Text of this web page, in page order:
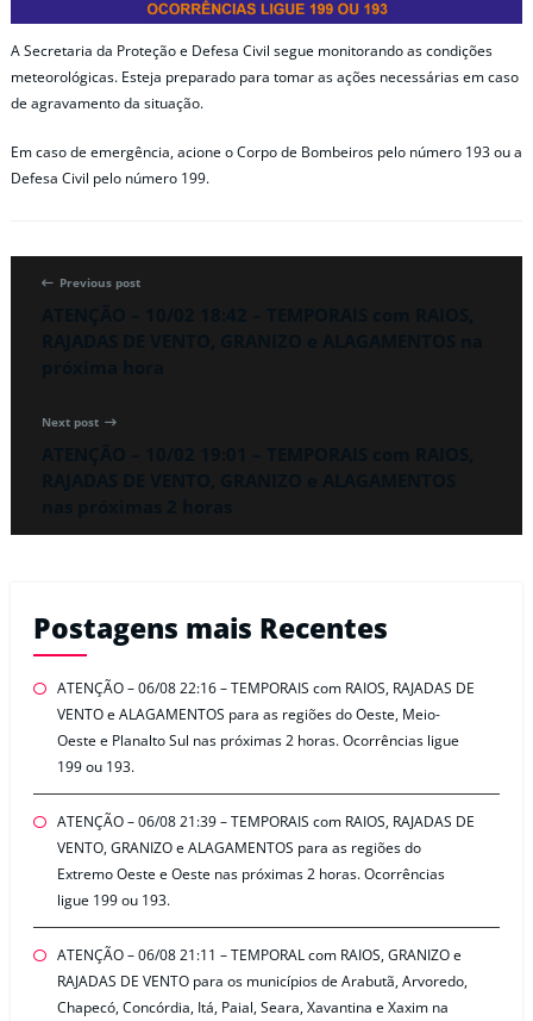
A Secretaria da Proteção e Defesa Civil segue monitorando as condições
meteorológicas. Esteja preparado para tomar as ações necessárias em caso
de agravamento da situação.
Em caso de emergência, acione o Corpo de Bombeiros pelo número 193 ou a
Defesa Civil pelo número 199.
Previous post
Next post
Postagens mais Recentes
ATENÇÃO – 06/08 22:16 – TEMPORAIS com RAIOS, RAJADAS DE
VENTO e ALAGAMENTOS para as regiões do Oeste, Meio-
Oeste e Planalto Sul nas próximas 2 horas. Ocorrências ligue
199 ou 193.
ATENÇÃO – 06/08 21:39 – TEMPORAIS com RAIOS, RAJADAS DE
VENTO, GRANIZO e ALAGAMENTOS para as regiões do
Extremo Oeste e Oeste nas próximas 2 horas. Ocorrências
ligue 199 ou 193.
ATENÇÃO – 06/08 21:11 – TEMPORAL com RAIOS, GRANIZO e
RAJADAS DE VENTO para os municípios de Arabutã, Arvoredo,
Chapecó, Concórdia, Itá, Paial, Seara, Xavantina e Xaxim na